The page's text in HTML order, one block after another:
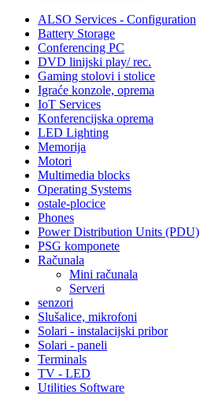
ALSO Services - Configuration
Battery Storage
Conferencing PC
DVD linijski play/ rec.
Gaming stolovi i stolice
Igraće konzole, oprema
IoT Services
Konferencijska oprema
LED Lighting
Memorija
Motori
Multimedia blocks
Operating Systems
ostale-plocice
Phones
Power Distribution Units (PDU)
PSG komponete
Računala
Mini računala
Serveri
senzori
Slušalice, mikrofoni
Solari - instalacijski pribor
Solari - paneli
Terminals
TV - LED
Utilities Software